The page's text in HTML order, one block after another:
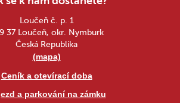
Loučeň č. p. 1
37 Loučeň, okr. Nymburk
Česká Republika
(mapa)
Ceník a otevírací doba
a parkování na zámku